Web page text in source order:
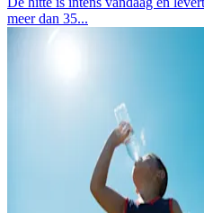
meer dan 35...